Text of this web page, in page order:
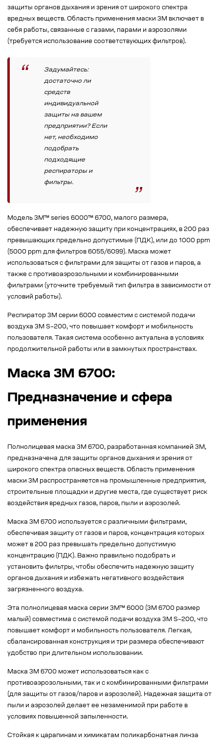
защиты органов дыхания и зрения от широкого спектра
вредных веществ. Область применения маски 3М включает в
себя работы, связанные с газами, парами и аэрозолями
(требуется использование соответствующих фильтров).
Задумайтесь:
достаточно ли
средств
индивидуальной
защиты на вашем
предприятии? Если
нет, необходимо
подобрать
подходящие
респираторы и
фильтры.
Модель 3М™ series 6000™ 6700, малого размера,
обеспечивает надежную защиту при концентрациях, в 200 раз
превышающих предельно допустимые (ПДК), или до 1000 ppm
(5000 ppm для фильтров 6055/6099). Маска может
использоваться с фильтрами для защиты от газов и паров, а
также с противоаэрозольными и комбинированными
фильтрами (уточните требуемый тип фильтра в зависимости от
условий работы).
Респиратор 3М серии 6000 совместим с системой подачи
воздуха 3М S–200, что повышает комфорт и мобильность
пользователя. Такая система особенно актуальна в условиях
продолжительной работы или в замкнутых пространствах.
Маска 3M 6700:
Предназначение и сфера
применения
Полнолицевая маска 3М 6700, разработанная компанией 3M,
предназначена для защиты органов дыхания и зрения от
широкого спектра опасных веществ. Область применения
маски 3М распространяется на промышленные предприятия,
строительные площадки и другие места, где существует риск
воздействия вредных газов, паров, пыли и аэрозолей.
Маска 3М 6700 используется с различными фильтрами,
обеспечивая защиту от газов и паров, концентрация которых
может в 200 раз превышать предельно допустимую
концентрацию (ПДК). Важно правильно подобрать и
установить фильтры, чтобы обеспечить надежную защиту
органов дыхания и избежать негативного воздействия
загрязненного воздуха.
Эта полнолицевая маска серии 3М™ 6000 (3М 6700 размер
малый) совместима с системой подачи воздуха 3М S–200, что
повышает комфорт и мобильность пользователя. Легкая,
сбалансированная конструкция и три размера обеспечивают
удобство при длительном использовании.
Маска 3М 6700 может использоваться как с
противоаэрозольными, так и с комбинированными фильтрами
(для защиты от газов/паров и аэрозолей). Надежная защита от
пыли и аэрозолей делает ее незаменимой при работе в
условиях повышенной запыленности.
Стойкая к царапинам и химикатам поликарбонатная линза